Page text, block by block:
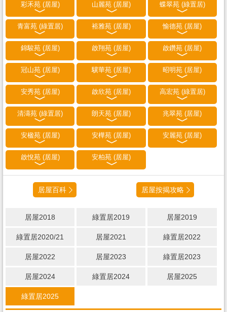
彩禾苑 (居屋) 山麗苑 (居屋) 蝶翠苑 (綠置居)
青富苑 (綠置居) 裕雅苑 (居屋) 愉德苑 (居屋)
錦駿苑 (居屋) 啟翔苑 (居屋) 啟鑽苑 (居屋)
冠山苑 (居屋) 驥華苑 (居屋) 昭明苑 (居屋)
安秀苑 (居屋) 啟欣苑 (居屋) 高宏苑 (綠置居)
清濤苑 (綠置居) 朗天苑 (居屋) 兆翠苑 (居屋)
安楹苑 (居屋) 安樺苑 (居屋) 安麗苑 (居屋)
啟悅苑 (居屋) 安柏苑 (居屋)
居屋百科 居屋按揭攻略
居屋2018 綠置居2019 居屋2019
綠置居2020/21 居屋2021 綠置居2022
居屋2022 居屋2023 綠置居2023
居屋2024 綠置居2024 居屋2025
綠置居2025